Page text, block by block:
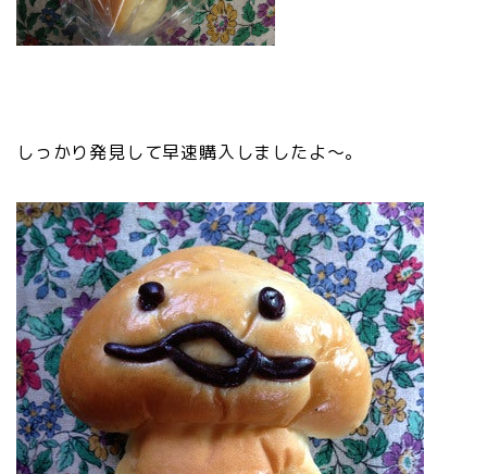
しっかり発見して早速購入しましたよ～。